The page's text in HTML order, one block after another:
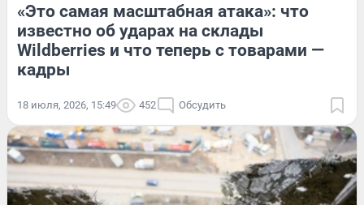
«Это самая масштабная атака»: что
известно об ударах на склады
Wildberries и что теперь с товарами —
кадры
18 июля, 2026, 15:49 452 Обсудить